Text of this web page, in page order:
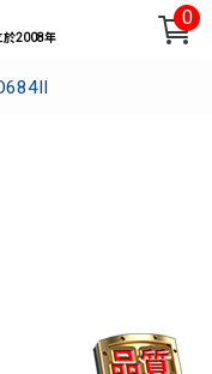
於2008年
0